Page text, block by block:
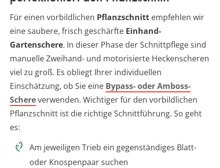
Für einen vorbildlichen Pflanzschnitt empfehlen wir
eine saubere, frisch geschärfte Einhand-
Gartenschere. In dieser Phase der Schnittpflege sind
manuelle Zweihand- und motorisierte Heckenscheren
viel zu groß. Es obliegt Ihrer individuellen
Einschätzung, ob Sie eine Bypass- oder Amboss-
Schereverwenden. Wichtiger für den vorbildlichen
Pflanzschnitt ist die richtige Schnittführung. So geht
es:
Am jeweiligen Trieb ein gegenständiges Blatt-
oder Knospenpaar suchen